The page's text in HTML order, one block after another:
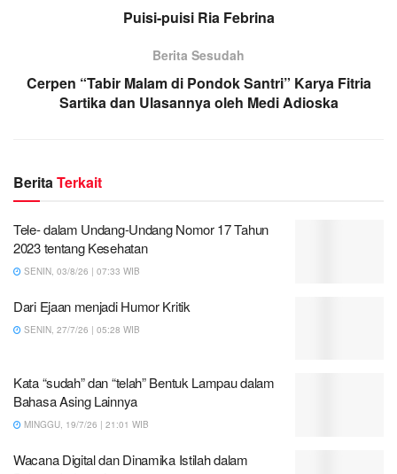
Puisi-puisi Ria Febrina
Berita Sesudah
Cerpen “Tabir Malam di Pondok Santri” Karya Fitria
Sartika dan Ulasannya oleh Medi Adioska
BeritaTerkait
Tele- dalam Undang-Undang Nomor 17 Tahun
2023 tentang Kesehatan
SENIN, 03/8/26 | 07:33 WIB
Dari Ejaan menjadi Humor Kritik
SENIN, 27/7/26 | 05:28 WIB
Kata “sudah” dan “telah” Bentuk Lampau dalam
Bahasa Asing Lainnya
MINGGU, 19/7/26 | 21:01 WIB
Wacana Digital dan Dinamika Istilah dalam